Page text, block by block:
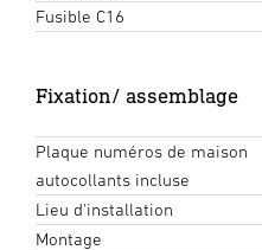
Fusible C16
Fixation/ assemblage
Plaque numéros de maison
autocollants incluse
Lieu d'installation
Montage